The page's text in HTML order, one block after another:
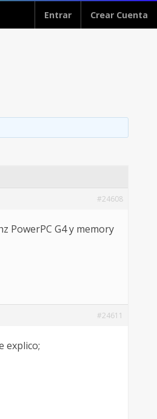
Entrar Crear Cuenta
#24608
PowerPC G4 y memory
#24611
explico;